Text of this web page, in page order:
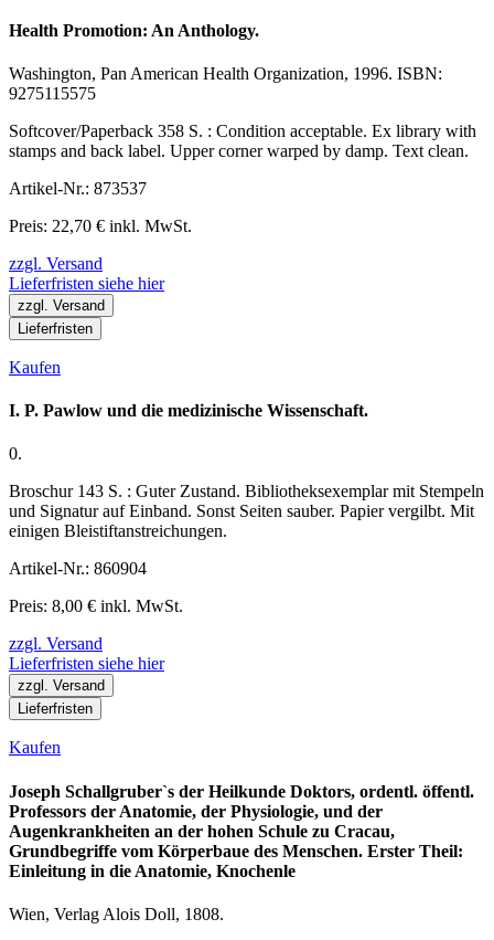
Health Promotion: An Anthology.
Washington, Pan American Health Organization, 1996. ISBN:
9275115575
Softcover/Paperback 358 S. : Condition acceptable. Ex library with
stamps and back label. Upper corner warped by damp. Text clean.
Artikel-Nr.: 873537
Preis: 22,70 € inkl. MwSt.
zzgl. Versand
Lieferfristen siehe hier
zzgl. Versand
Lieferfristen
Kaufen
I. P. Pawlow und die medizinische Wissenschaft.
0.
Broschur 143 S. : Guter Zustand. Bibliotheksexemplar mit Stempeln
und Signatur auf Einband. Sonst Seiten sauber. Papier vergilbt. Mit
einigen Bleistiftanstreichungen.
Artikel-Nr.: 860904
Preis: 8,00 € inkl. MwSt.
zzgl. Versand
Lieferfristen siehe hier
zzgl. Versand
Lieferfristen
Kaufen
Joseph Schallgruber`s der Heilkunde Doktors, ordentl. öffentl.
Professors der Anatomie, der Physiologie, und der
Augenkrankheiten an der hohen Schule zu Cracau,
Grundbegriffe vom Körperbaue des Menschen. Erster Theil:
Einleitung in die Anatomie, Knochenle
Wien, Verlag Alois Doll, 1808.